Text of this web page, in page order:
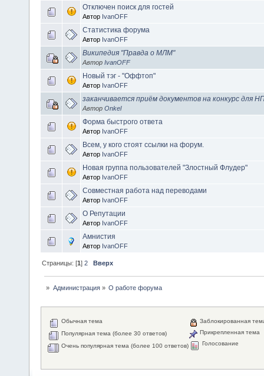
Отключен поиск для гостей
Автор IvanOFF
Статистика форума
Автор IvanOFF
Википедия "Правда о МЛМ"
Автор IvanOFF
Новый тэг - "Оффтоп"
Автор IvanOFF
заканчивается приём документов на конкурс для
Автор Onkel
Форма быстрого ответа
Автор IvanOFF
Всем, у кого стоят ссылки на форум.
Автор IvanOFF
Новая группа пользователей "Злостный Флудер"
Автор IvanOFF
Совместная работа над переводами
Автор IvanOFF
О Репутации
Автор IvanOFF
Амнистия
Автор IvanOFF
Страницы: [1]2 Вверх
» Администрация» О работе форума
Обычная тема
Популярная тема (более 30 ответов)
Очень популярная тема (более 100 ответов)
Заблокированная
Прикрепленная тема
Голосование